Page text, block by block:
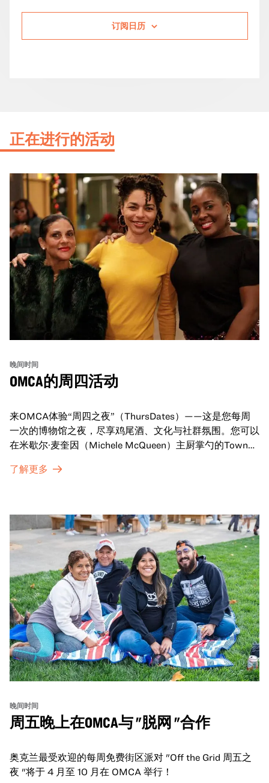
订阅日历
正在进行的活动
晚间时间
OMCA的周四活动
来OMCA体验“周四之夜”（ThursDates）——这是您每周
一次的博物馆之夜，尽享鸡尾酒、文化与社群氛围。您可以
在米歇尔·麦奎因（Michele McQueen）主厨掌勺的Town
探索那些在夜幕下焕发活力的展厅，那里将呈现快闪表演、
了解更多
晚间时间
周五晚上在OMCA与 "脱网 "合作
奥克兰最受欢迎的每周免费街区派对 "Off the Grid 周五之
夜 "将于 4 月至 10 月在 OMCA 举行！